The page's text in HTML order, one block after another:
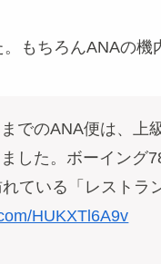
もちろんANAの機
でのANA便は、上
した。ボーイング
ている「レストラ
HUKXTl6A9v